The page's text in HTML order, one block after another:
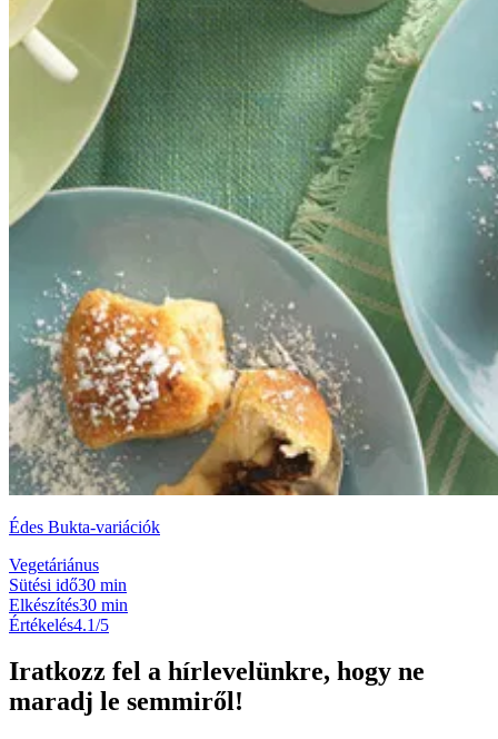
Édes Bukta-variációk
Vegetáriánus
Sütési idő30 min
Elkészítés30 min
Értékelés4.1/5
Iratkozz fel a hírlevelünkre, hogy ne
maradj le semmiről!